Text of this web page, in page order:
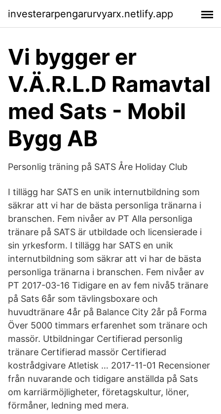
investerarpengarurvyarx.netlify.app
Vi bygger er
V.Ä.R.L.D Ramavtal
med Sats - Mobil
Bygg AB
Personlig träning på SATS Åre Holiday Club
I tillägg har SATS en unik internutbildning som
säkrar att vi har de bästa personliga tränarna i
branschen. Fem nivåer av PT Alla personliga
tränare på SATS är utbildade och licensierade i
sin yrkesform. I tillägg har SATS en unik
internutbildning som säkrar att vi har de bästa
personliga tränarna i branschen. Fem nivåer av
PT 2017-03-16 Tidigare en av fem nivå5 tränare
på Sats 6år som tävlingsboxare och
huvudtränare 4år på Balance City 2år på Forma
Över 5000 timmars erfarenhet som tränare och
massör. Utbildningar Certifierad personlig
tränare Certifierad massör Certifierad
kostrådgivare Atletisk … 2017-11-01 Recensioner
från nuvarande och tidigare anställda på Sats
om karriärmöjligheter, företagskultur, löner,
förmåner, ledning med mera.